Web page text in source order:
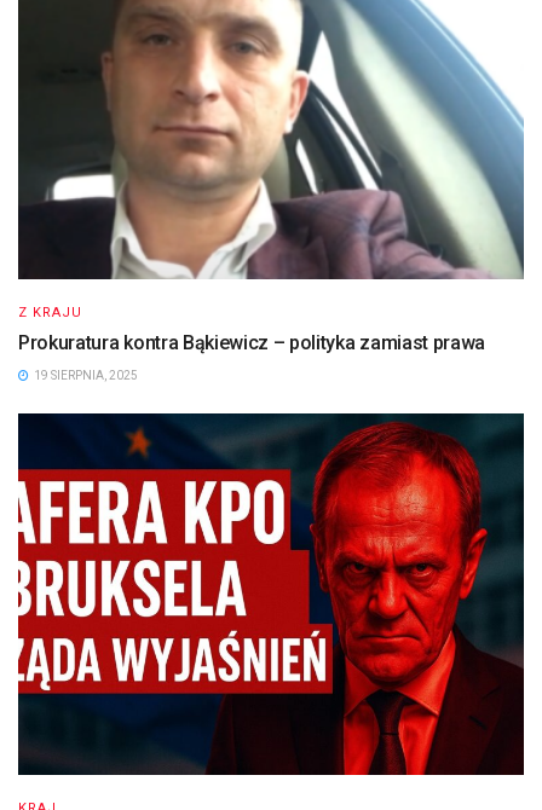
Z KRAJU
Prokuratura kontra Bąkiewicz – polityka zamiast prawa
19 SIERPNIA, 2025